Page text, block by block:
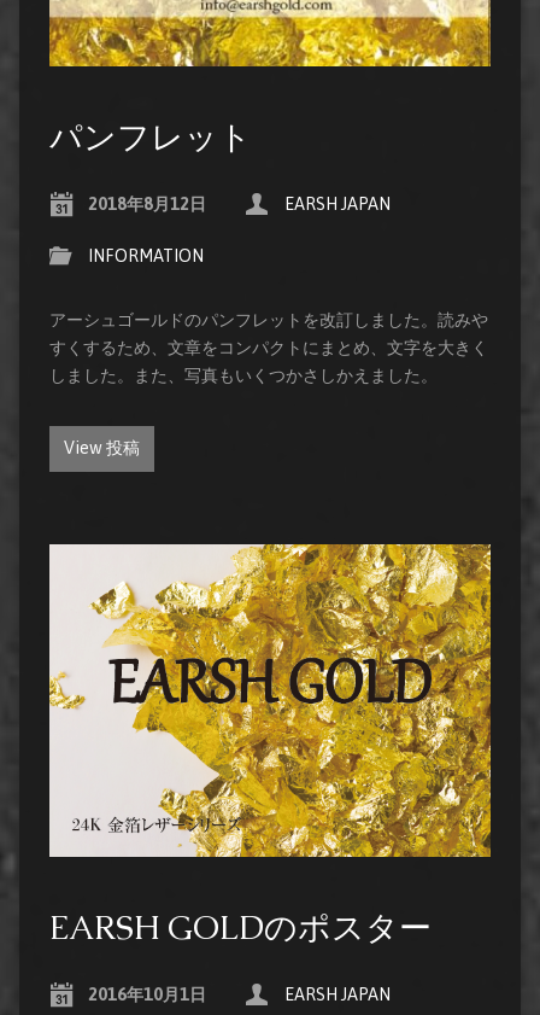
パンフレット
2018年8月12日 EARSH JAPAN
INFORMATION
アーシュゴールドのパンフレットを改訂しました。読みや
すくするため、文章をコンパクトにまとめ、文字を大きく
しました。また、写真もいくつかさしかえました。
View 投稿
EARSH GOLDのポスター
2016年10月1日 EARSH JAPAN